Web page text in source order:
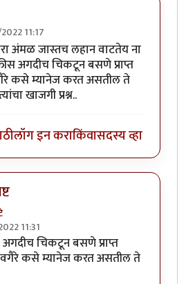
11:17
byप्रा.डॉ.दिलीप बिरुटे
अंमळ जास्तच लहान वाटतेय ना
अगदीच चिकटून बसणे प्राप्त
कसे म्यानेज करत असतील ते
खाजगी प्रश्न..
लॉग इन कराकिंवासदस्य व्हा
11:31
byगवि
अगदीच चिकटून बसणे प्राप्त
वगैरे कसे म्यानेज करत असतील ते